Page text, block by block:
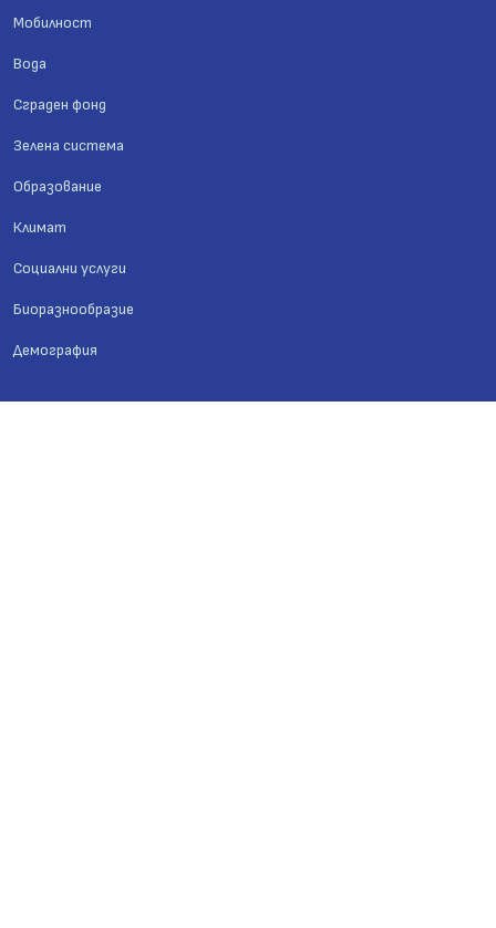
Мобилност
Вода
Сграден фонд
Зелена система
Образование
Климат
Социални услуги
Биоразнообразие
Демография